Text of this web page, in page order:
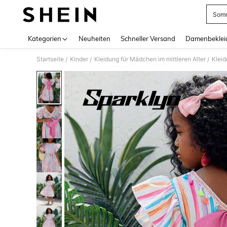
Kategorien Neuheiten Schneller Versand
Startseite / Kinder / Kleidung für Mädchen im mittleren Alter /